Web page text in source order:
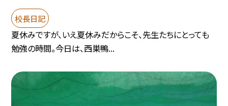
校長日記
夏休みですが、いえ夏休みだからこそ、先生たちにとっても
勉強の時間。今日は、西巣鴨...